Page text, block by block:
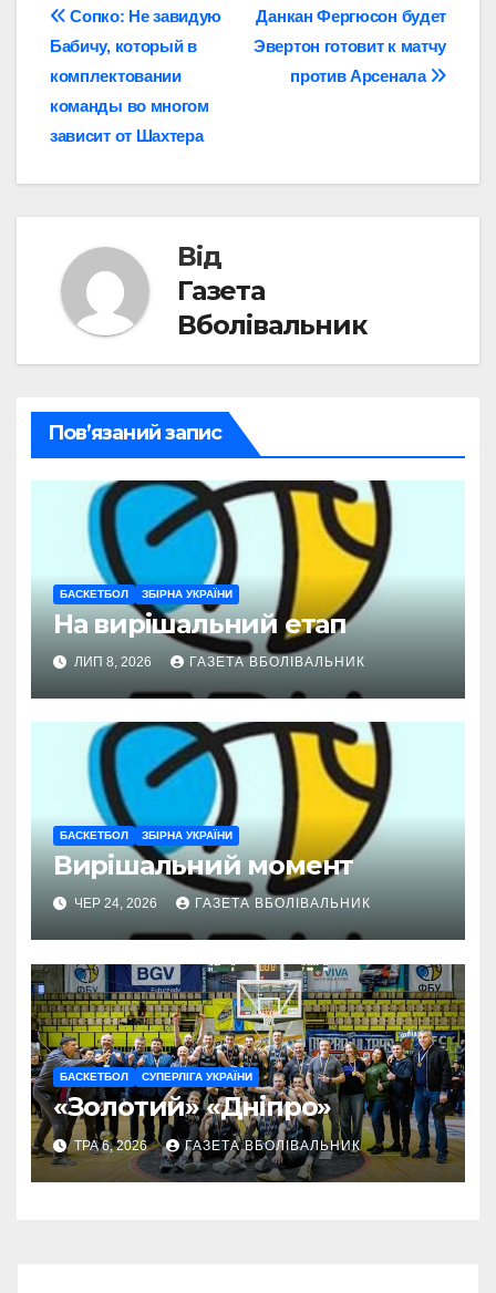
Навігація
записів
Данкан Фергюсон будет
Эвертон готовит к матчу
против Арсенала
Сопко: Не завидую
Бабичу, который в
комплектовании
команды во многом
зависит от Шахтера
Від
Газета
Вболівальник
Пов’язаний запис
БАСКЕТБОЛ ЗБІРНА УКРАЇНИ
На вирішальний етап
ЛИП 8, 2026 ГАЗЕТА ВБОЛІВАЛЬНИК
БАСКЕТБОЛ ЗБІРНА УКРАЇНИ
Вирішальний момент
ЧЕР 24, 2026 ГАЗЕТА ВБОЛІВАЛЬНИК
БАСКЕТБОЛ СУПЕРЛІГА УКРАЇНИ
«Золотий» «Дніпро»
ТРА 6, 2026 ГАЗЕТА ВБОЛІВАЛЬНИК